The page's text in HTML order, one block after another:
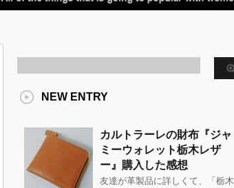
NEW ENTRY
カルトラーレの財布『ジャ
ミーウォレット栃木レザ
ー』購入した感想
友達が革製品に詳しくて、「栃木